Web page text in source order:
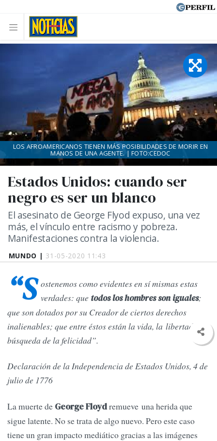
MUNDO | 31-05-2020 11:43
Estados Unidos: cuando ser
negro es ser un blanco
El asesinato de George Flyod expuso, una vez
más, el vínculo entre racismo y pobreza.
Manifestaciones contra la violencia.
LOS AFROAMERICANOS TIENEN MÁS POSIBILIDADES DE MORIR EN
MANOS DE UNA AGENTE. | FOTO:CEDOC
“S ostenemos como evidentes en sí mismas estas
verdades: que todos los hombres son iguales;
que son dotados por su Creador de ciertos derechos
inalienables; que entre éstos están la vida, la libertad y la
búsqueda de la felicidad”.
Declaración de la Independencia de Estados Unidos, 4 de
julio de 1776
La muerte de George Floydremueve una herida que
sigue latente. No se trata de algo nuevo. Pero este caso
tiene un gran impacto mediático gracias a las imágenes